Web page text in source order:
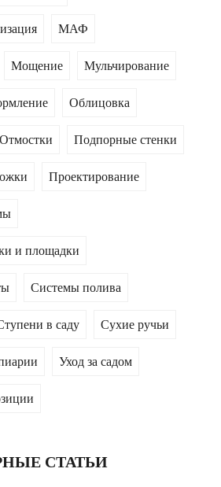
МАФ
Мощение Мульчирование
Облицовка
Отмостки Подпорные стенки
Проектирование
и площадки
Системы полива
в саду Сухие ручьи
Уход за садом
СТАТЬИ